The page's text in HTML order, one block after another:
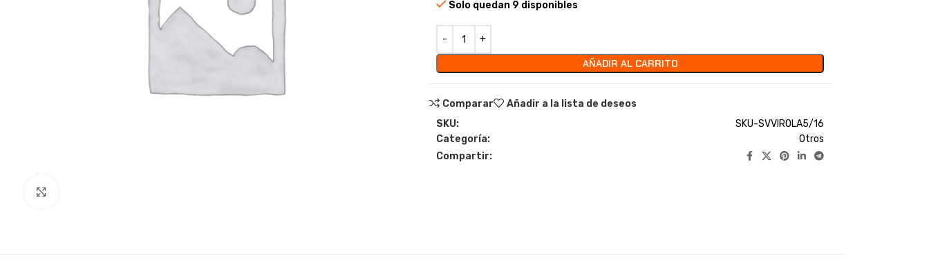
Solo quedan 9 disponibles
AÑADIR AL CARRITO
Comparar
Añadir a la lista de deseos
SKU:
SKU-SVVIROLA5/16
Categoría:
Otros
Compartir: